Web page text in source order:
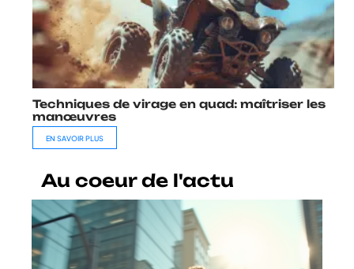
Techniques de virage en quad: maîtriser les
manœuvres
EN SAVOIR PLUS
Au coeur de l'actu